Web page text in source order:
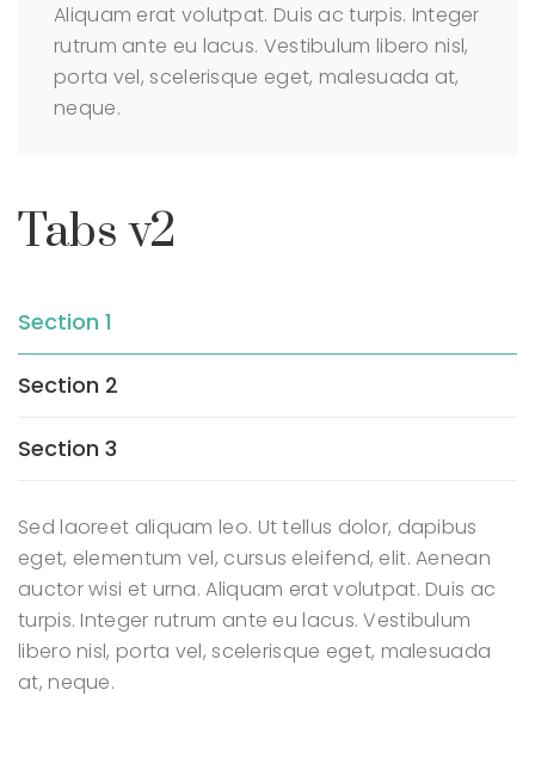
Aliquam erat volutpat. Duis ac turpis. Integer
rutrum ante eu lacus. Vestibulum libero nisl,
porta vel, scelerisque eget, malesuada at,
neque.
Tabs v2
Section 1
Section 2
Section 3
Sed laoreet aliquam leo. Ut tellus dolor, dapibus
eget, elementum vel, cursus eleifend, elit. Aenean
auctor wisi et urna. Aliquam erat volutpat. Duis ac
turpis. Integer rutrum ante eu lacus. Vestibulum
libero nisl, porta vel, scelerisque eget, malesuada
at, neque.